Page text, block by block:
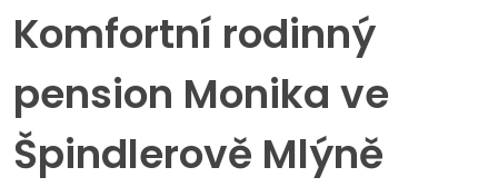
Komfortní rodinný
pension Monika ve
Špindlerově Mlýně